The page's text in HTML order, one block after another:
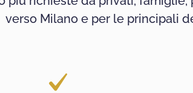
verso Milano e per le principali